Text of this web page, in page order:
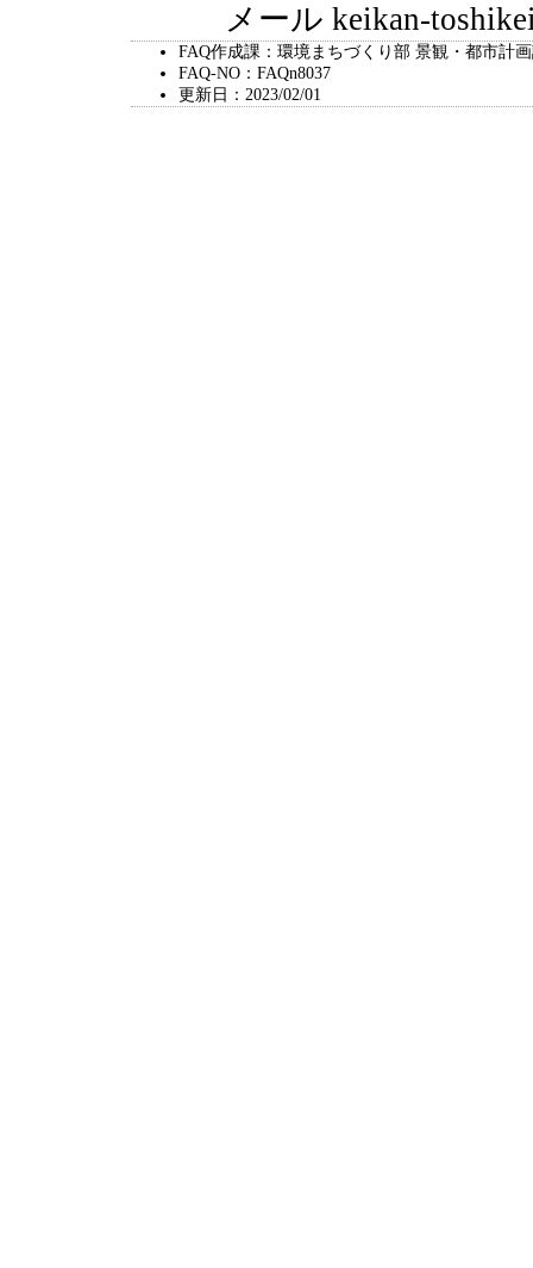
メール keikan-
FAQ作成課：環境まちづくり部 景観・都市計
FAQ-NO：FAQn8037
更新日：2023/02/01